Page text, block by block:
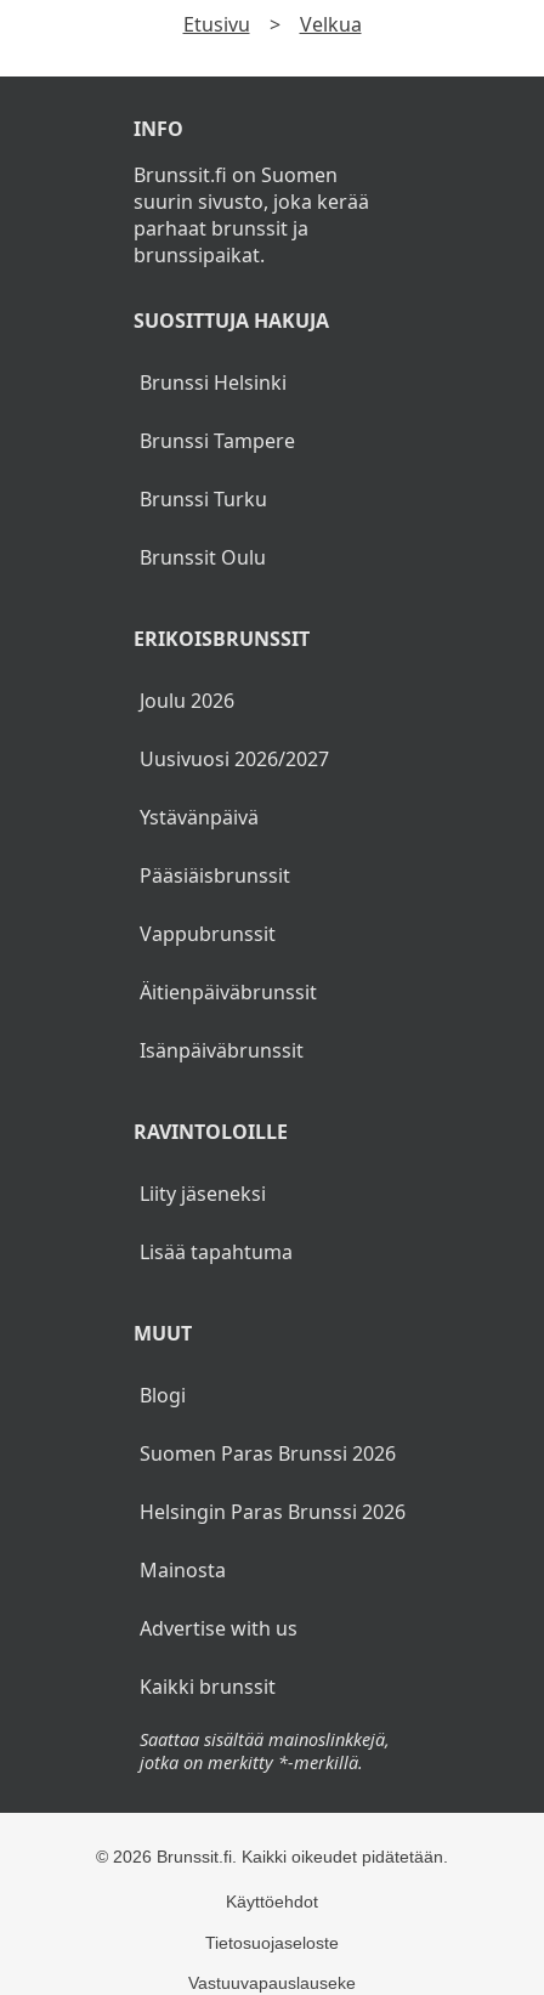
Etusivu > Velkua
INFO
Brunssit.fi on Suomen
suurin sivusto, joka kerää
parhaat brunssit ja
brunssipaikat.
SUOSITTUJA HAKUJA
Brunssi Helsinki
Brunssi Tampere
Brunssi Turku
Brunssit Oulu
ERIKOISBRUNSSIT
Joulu 2026
Uusivuosi 2026/2027
Ystävänpäivä
Pääsiäisbrunssit
Vappubrunssit
Äitienpäiväbrunssit
Isänpäiväbrunssit
RAVINTOLOILLE
Liity jäseneksi
Lisää tapahtuma
MUUT
Blogi
Suomen Paras Brunssi 2026
Helsingin Paras Brunssi 2026
Mainosta
Advertise with us
Kaikki brunssit
Saattaa sisältää mainoslinkkejä,
jotka on merkitty *-merkillä.
© 2026 Brunssit.fi. Kaikki oikeudet pidätetään.
Käyttöehdot
Tietosuojaseloste
Vastuuvapauslauseke